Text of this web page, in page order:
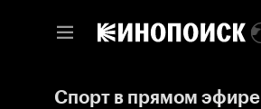
Спорт в прямом эфире